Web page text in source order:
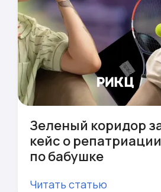
Зеленый коридор
кейс о
по бабушке
Читать статью